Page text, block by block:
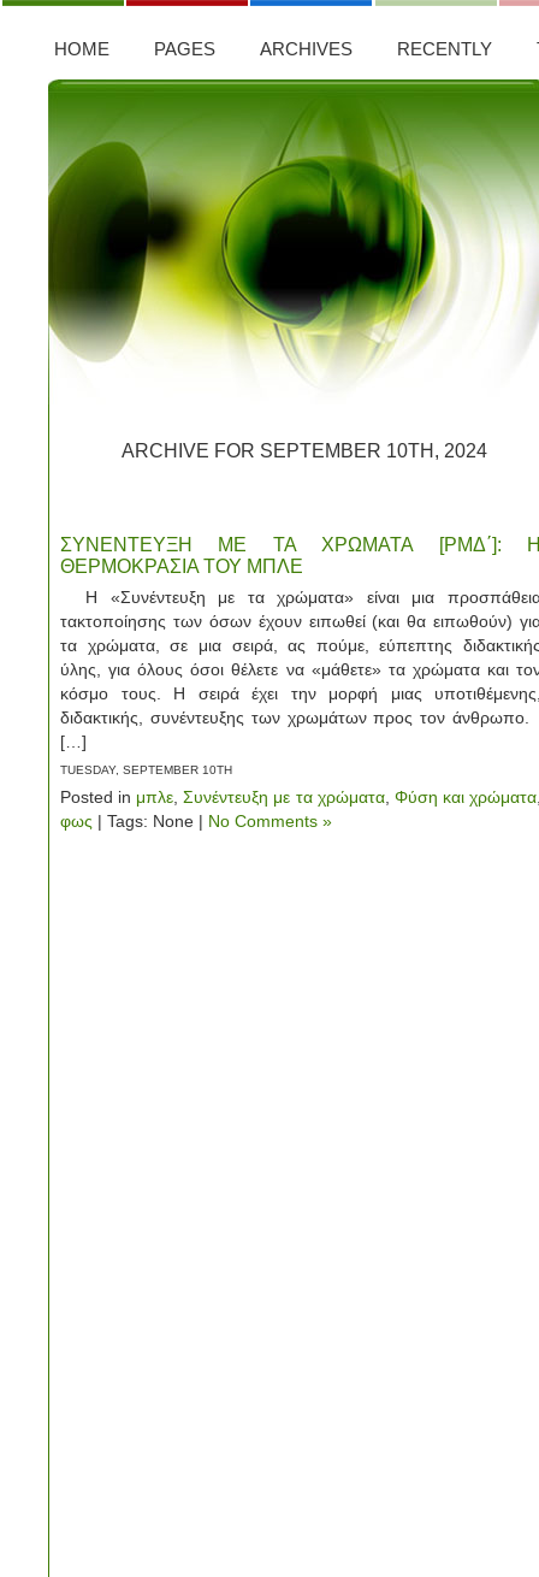
HOME PAGES ARCHIVES RECENTLY
ARCHIVE FOR SEPTEMBER 10TH, 2024
ΣΥΝΕΝΤΕΥΞΗ ΜΕ ΤΑ ΧΡΩΜΑΤΑ [ΡΜΔ΄]:
ΘΕΡΜΟΚΡΑΣΙΑ ΤΟΥ ΜΠΛΕ
Η «Συνέντευξη με τα χρώματα» είναι μια
τακτοποίησης των όσων έχουν ειπωθεί (και θα ειπωθούν)
τα χρώματα, σε μια σειρά, ας πούμε, εύπεπτης
ύλης, για όλους όσοι θέλετε να «μάθετε» τα χρώματα και
κόσμο τους. Η σειρά έχει την μορφή μιας
διδακτικής, συνέντευξης των χρωμάτων προς τον
[…]
TUESDAY, SEPTEMBER 10TH
Posted in μπλε ,Συνέντευξη με τα χρώματα, Φύση και χρώματα
φως | Tags: None | No Comments »